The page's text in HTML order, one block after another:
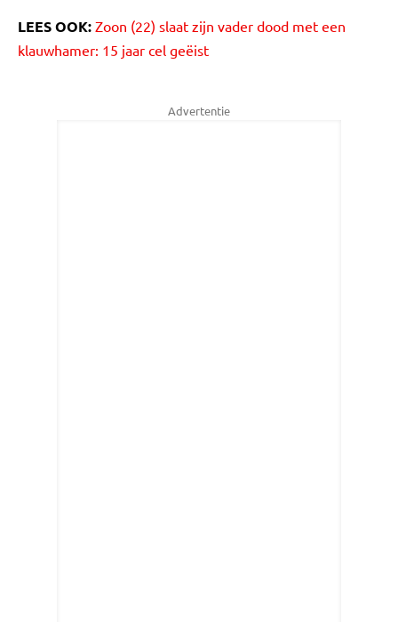
LEES OOK: Zoon (22) slaat zijn vader dood met een
klauwhamer: 15 jaar cel geëist
Advertentie